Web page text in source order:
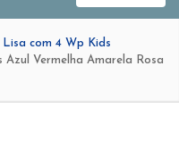
Toggle
Lisa com 4 Wp Kids
Azul Vermelha Amarela Rosa